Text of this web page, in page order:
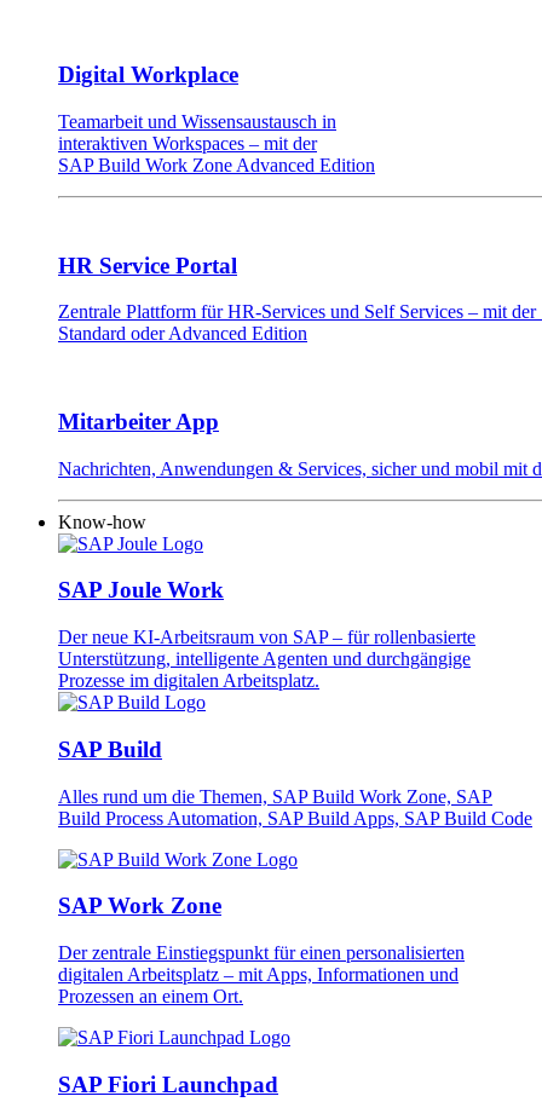
Digital Workplace
Teamarbeit und Wissensaustausch in
interaktiven Workspaces – mit der
SAP Build Work Zone Advanced Edition
HR Service Portal
Zentrale Plattform für HR-Services und Self Services – mit
Standard oder Advanced Edition
Mitarbeiter App
Nachrichten, Anwendungen & Services, sicher und mobil mit
Know-how
SAP Joule Work
Der neue KI-Arbeitsraum von SAP – für rollenbasierte
Unterstützung, intelligente Agenten und durchgängige
Prozesse im digitalen Arbeitsplatz.
SAP Build
Alles rund um die Themen, SAP Build Work Zone, SAP
Build Process Automation, SAP Build Apps, SAP Build Code
SAP Work Zone
Der zentrale Einstiegspunkt für einen personalisierten
digitalen Arbeitsplatz – mit Apps, Informationen und
Prozessen an einem Ort.
SAP Fiori Launchpad